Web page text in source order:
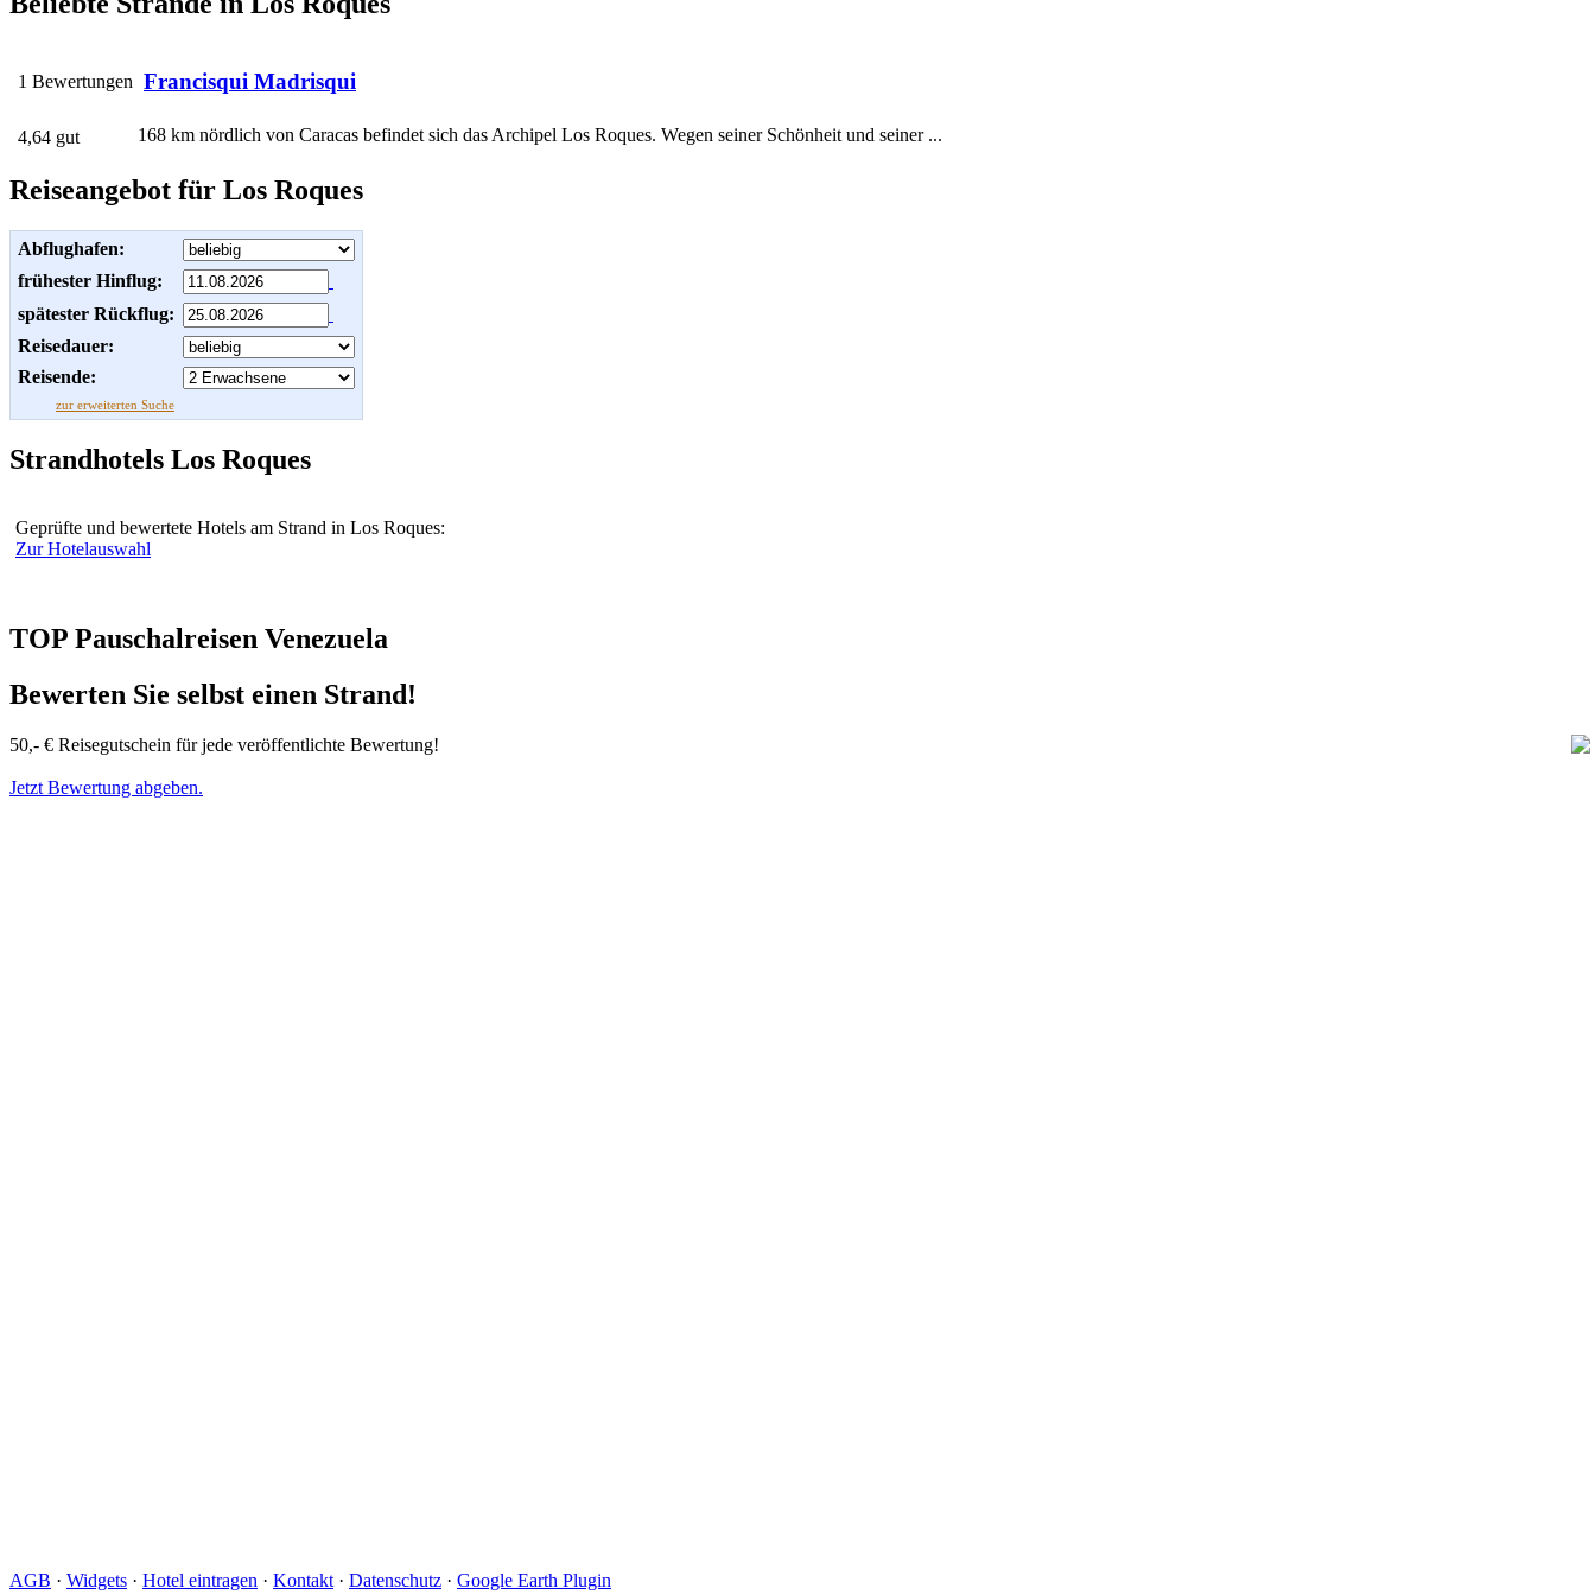
1 Bewertungen Francisqui Madrisqui
168 km nördlich von Caracas befindet sich das Archipel Los Roques. Wegen seiner Schönheit und seiner ...
4,64 gut
Reiseangebot für Los Roques
Abflughafen:
frühester Hinflug:
spätester Rückflug:
Reisedauer:
Reisende:
zur erweiterten Suche
Strandhotels Los Roques
Geprüfte und bewertete Hotels am Strand in Los Roques:
Zur Hotelauswahl
TOP Pauschalreisen Venezuela
Bewerten Sie selbst einen Strand!
50,- € Reisegutschein für jede veröffentlichte Bewertung!
Jetzt Bewertung abgeben.
AGB · Widgets · Hotel eintragen · Kontakt · Datenschutz · Google Earth Plugin